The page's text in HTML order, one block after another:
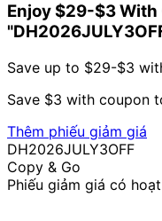
Enjoy $29-$3 With
Save up to $29-$3
Save $3 with coupon
Thêm phiếu giảm giá
DH2026JULY3OFF
Copy & Go
Phiếu giảm giá có